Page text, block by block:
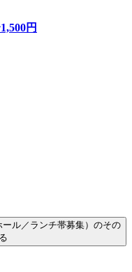
1,500円
ル／ランチ帯募集）のその